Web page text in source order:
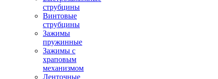
струбцины
Винтовые
струбцины
Зажимы
пружинные
Зажимы с
храповым
механизмом
Ленточные